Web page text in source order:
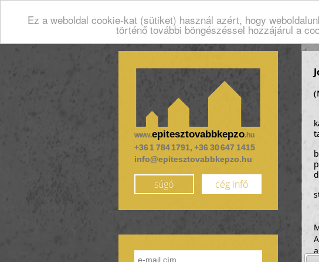
Ez a weboldal cookie-kat (sütiket) használ azért, hogy
történő további böngészéssel hozzájárul a
www.epitesztovabbkepzo.hu
+36 1 784 1791, +36 30 647 1415
info@epitesztovabbkepzo.hu
súgó cég infó